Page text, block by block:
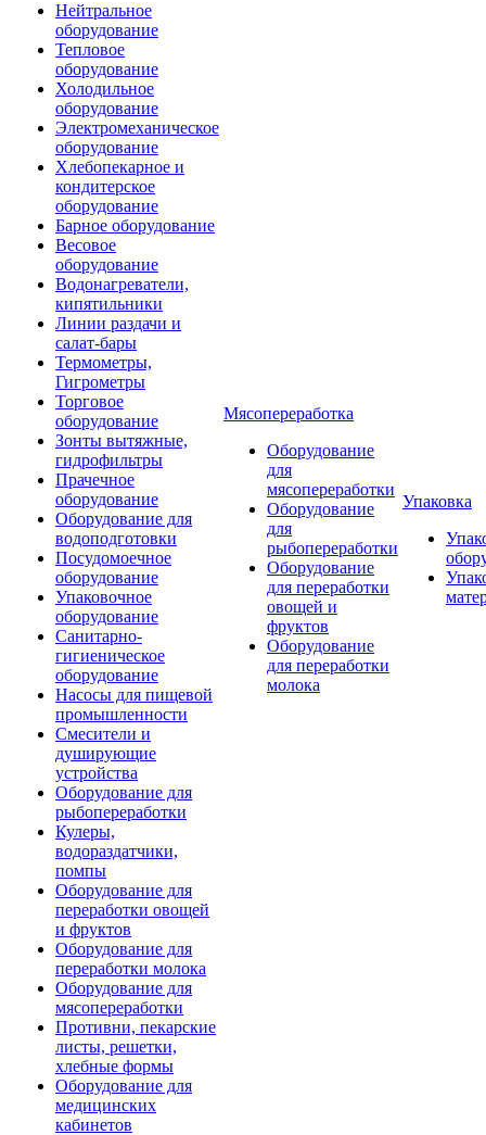
Нейтральное
оборудование
Тепловое
оборудование
Холодильное
оборудование
Электромеханическое
оборудование
Хлебопекарное и
кондитерское
оборудование
Барное оборудование
Весовое
оборудование
Водонагреватели,
кипятильники
Линии раздачи и
салат-бары
Термометры,
Гигрометры
Торговое
оборудование
Зонты вытяжные,
гидрофильтры
Прачечное
оборудование
Оборудование для
водоподготовки
Посудомоечное
оборудование
Упаковочное
оборудование
Санитарно-
гигиеническое
оборудование
Насосы для пищевой
промышленности
Смесители и
душирующие
устройства
Оборудование для
рыбопереработки
Кулеры,
водораздатчики,
помпы
Оборудование для
переработки овощей
и фруктов
Оборудование для
переработки молока
Оборудование для
мясопереработки
Противни, пекарские
листы, решетки,
хлебные формы
Оборудование для
медицинских
кабинетов
Мясопереработка
Оборудование
для
мясопереработки
Оборудование
для
рыбопереработки
Оборудование
для переработки
овощей и
фруктов
Оборудование
для переработки
молока
Упаковка